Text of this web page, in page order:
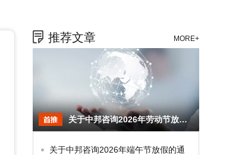
推荐文章 MORE+
关于中邦咨询2026年劳动节放假的通知
关于中邦咨询2026年端午节放假的通